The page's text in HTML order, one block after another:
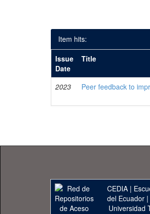
Item hits:
Issue
Date
Title
2023 Peer feedback to
CEDIA |
del Ecuador|
Universidad